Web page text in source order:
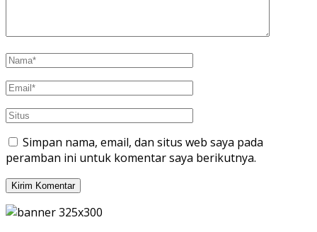
Simpan nama, email, dan situs web saya pada
peramban ini untuk komentar saya berikutnya.